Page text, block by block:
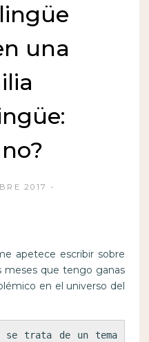
una
2017
apetece escribir sobre
meses que tengo ganas
en el universo del
se trata de un tema